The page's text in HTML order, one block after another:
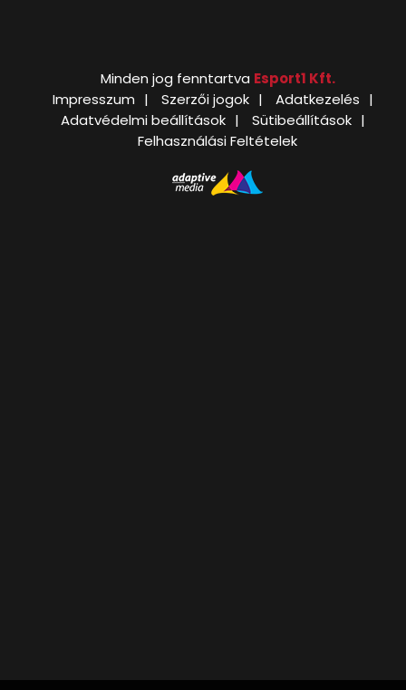
Minden jog fenntartva Esport1 Kft.
Impresszum
Szerzői jogok
Adatkezelés
Adatvédelmi beállítások
Sütibeállítások
Felhasználási Feltételek